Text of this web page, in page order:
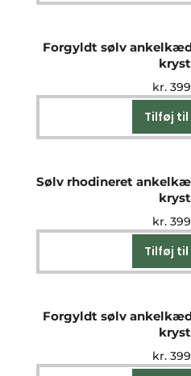
Forgyldt sølv
kr.
Tilføj til
Sølv rhodineret
kr.
Tilføj til
Forgyldt sølv
kr.